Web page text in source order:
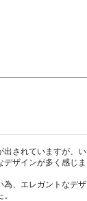
出されていますが、い
ザインが多く感じま
為、エレガントなデザ